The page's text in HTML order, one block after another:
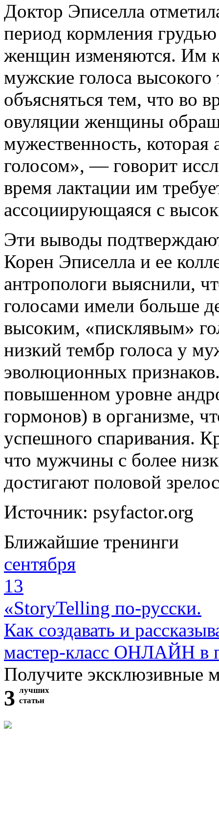
Доктор Эписелла
период кормления
женщин изменяются. Им
мужские голоса
объясняться тем, что во
овуляции женщины
мужественность, которая
голосом», — говорит
время лактации им
ассоциирующаяся с
Эти выводы
Корен Эписелла и ее
антропологи выяснили,
голосами имели больше
высоким, «писклявым»
низкий тембр голоса у
эволюционных
повышенном уровне
гормонов) в организме,
успешного спаривания.
что мужчины с более
достигают половой
Источник: psyfactor.org
Ближайшие тренинги
сентября
13
«StoryTelling по-русски.
Как создавать и
мастер-класс ОНЛАЙН в
Получите эксклюзивные
3 лучших
статьи